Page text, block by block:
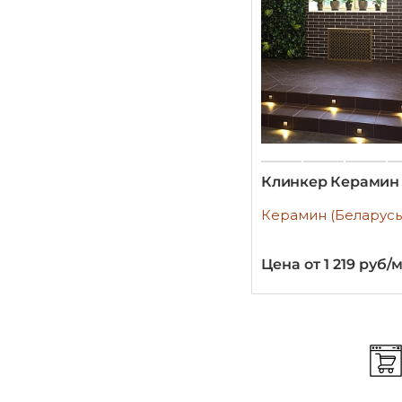
Клинкер Керамин
Керамин
Цена от 1 219 руб/